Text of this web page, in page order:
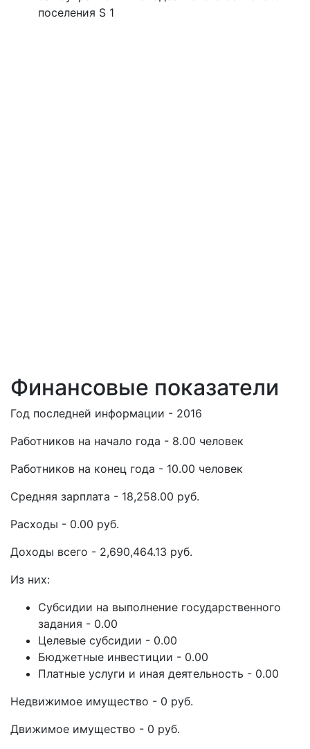
поселения S 1
Финансовые показатели
Год последней информации - 2016
Работников на начало года - 8.00 человек
Работников на конец года - 10.00 человек
Средняя зарплата - 18,258.00 руб.
Расходы - 0.00 руб.
Доходы всего - 2,690,464.13 руб.
Из них:
Субсидии на выполнение государственного
задания - 0.00
Целевые субсидии - 0.00
Бюджетные инвестиции - 0.00
Платные услуги и иная деятельность - 0.00
Недвижимое имущество - 0 руб.
Движимое имущество - 0 руб.